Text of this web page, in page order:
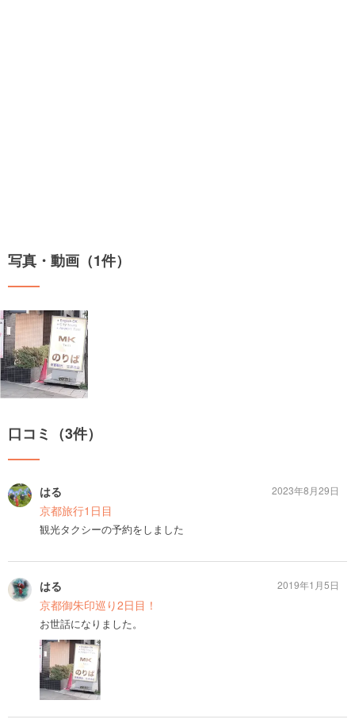
写真・動画（1件）
口コミ（3件）
はる
京都旅行1日目
観光タクシーの予約をしました
2023年8月29日
はる
京都御朱印巡り2日目！
お世話になりました。
2019年1月5日